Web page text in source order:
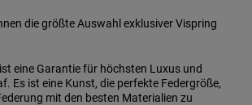
die größte Auswahl exklusiver Vispring
eine Garantie für höchsten Luxus und
Es ist eine Kunst, die perfekte Federgröße,
mit den besten Materialien zu